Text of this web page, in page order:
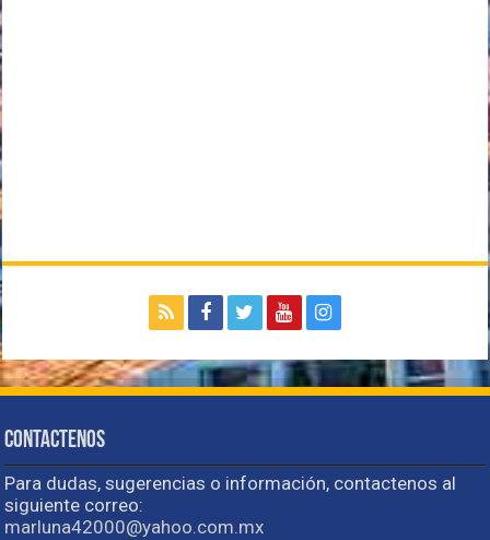
Contactenos
Para dudas, sugerencias o información, contactenos al
siguiente correo:
marluna42000@yahoo.com.mx